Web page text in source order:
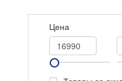
Цена